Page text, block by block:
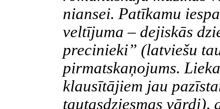
niansei. Patīkamu
veltījuma – dejiskās
precinieki” (latviešu
pirmatskaņojums.
klausītājiem jau
tautasdziesmas vārdi),